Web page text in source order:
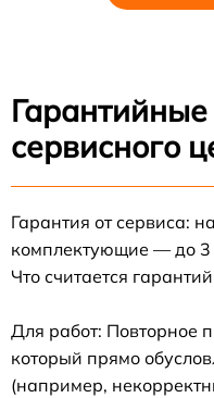
Гарантийные
сервисного
Гарантия от сервиса:
комплектующие — до 3
Что считается
Для работ: Повторное
который прямо
(например,